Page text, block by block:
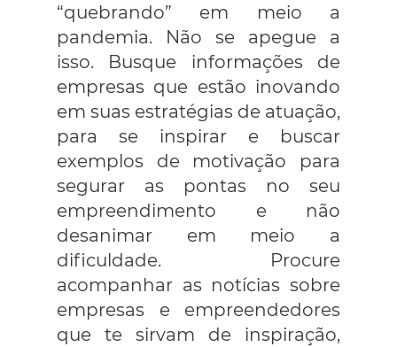
“quebrando” em meio a
pandemia. Não se apegue a
isso. Busque informações de
empresas que estão inovando
em suas estratégias de atuação,
para se inspirar e buscar
exemplos de motivação para
segurar as pontas no seu
empreendimento e não
desanimar em meio a
dificuldade. Procure
acompanhar as notícias sobre
empresas e empreendedores
que te sirvam de inspiração,